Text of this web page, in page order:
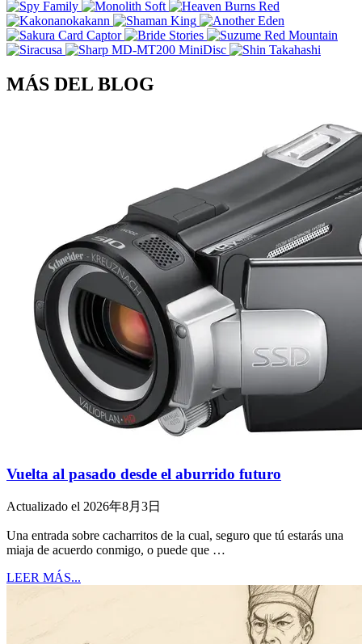
MÁS DEL BLOG
Vuelta al pasado desde el aburrido futuro
Actualizado el 2026年8月3日
Una entrada sobre cacharritos de la cual, seguro que tú estarás una
miaja de acuerdo conmigo, o puede que …
LEER MÁS...